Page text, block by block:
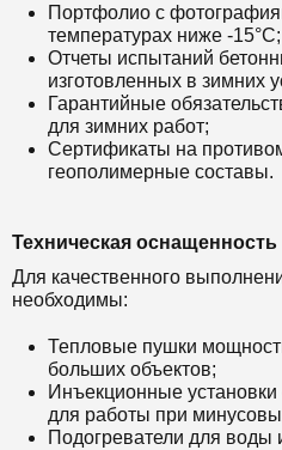
Портфолио с
температурах ниже -15°C;
Отчеты испытаний
изготовленных в зимних
Гарантийные
для зимних работ;
Сертификаты на
геополимерные составы.
Техническая оснащенность
Для качественного
необходимы:
Тепловые пушки
больших объектов;
Инъекционные
для работы при
Подогреватели для воды